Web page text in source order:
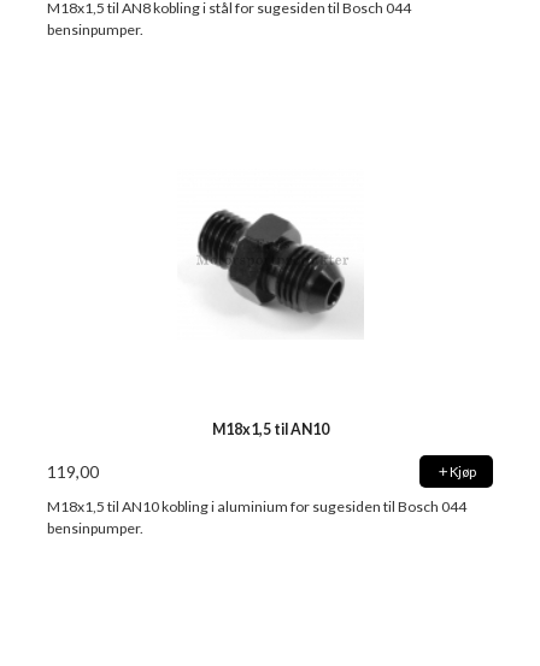
M18x1,5 til AN8 kobling i stål for sugesiden til Bosch 044
bensinpumper.
M18x1,5 til AN10
119,00 Kjøp
M18x1,5 til AN10 kobling i aluminium for sugesiden til Bosch 044
bensinpumper.